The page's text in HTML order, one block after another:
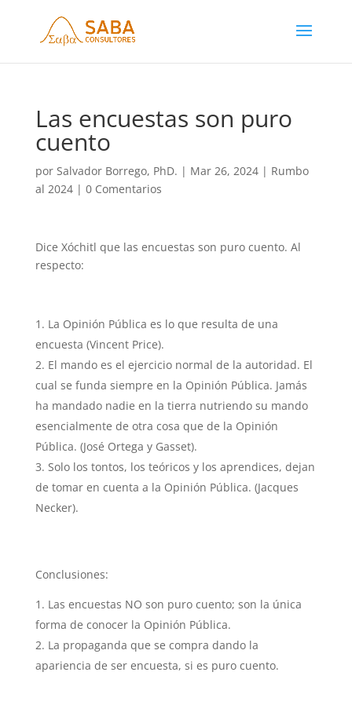
Las encuestas son puro
cuento
por Salvador Borrego, PhD. | Mar 26, 2024| Rumbo
al 2024| 0 Comentarios
Dice Xóchitl que las encuestas son puro cuento. Al
respecto:
La Opinión Pública es lo que resulta de una
encuesta (Vincent Price).
El mando es el ejercicio normal de la autoridad. El
cual se funda siempre en la Opinión Pública. Jamás
ha mandado nadie en la tierra nutriendo su mando
esencialmente de otra cosa que de la Opinión
Pública. (José Ortega y Gasset).
Solo los tontos, los teóricos y los aprendices, dejan
de tomar en cuenta a la Opinión Pública. (Jacques
Necker).
Conclusiones:
Las encuestas NO son puro cuento; son la única
forma de conocer la Opinión Pública.
La propaganda que se compra dando la
apariencia de ser encuesta, si es puro cuento.